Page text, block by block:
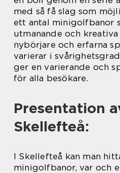
med så få slag som
ett antal minigolfbanor
utmanande och
nybörjare och erfarna
varierar i
ger en varierande och
för alla besökare.
Presentation
Skellefteå:
I Skellefteå kan man
minigolfbanor, var och